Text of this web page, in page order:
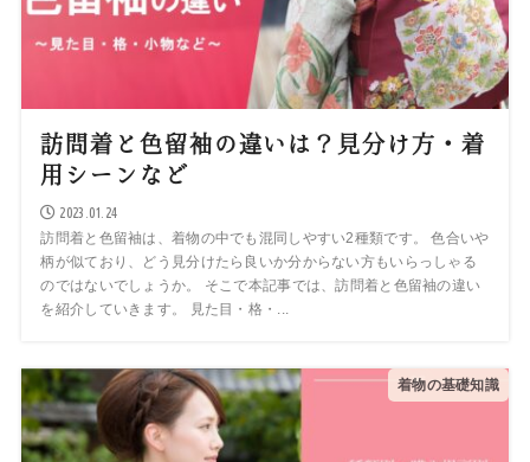
訪問着と色留袖の違いは？見分け方・着
用シーンなど
2023.01.24
訪問着と色留袖は、着物の中でも混同しやすい2種類です。 色合いや
柄が似ており、どう見分けたら良いか分からない方もいらっしゃる
のではないでしょうか。 そこで本記事では、訪問着と色留袖の違い
を紹介していきます。 見た目・格・...
着物の基礎知識